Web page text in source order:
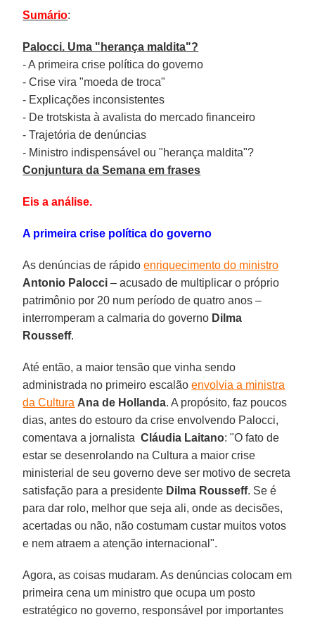
Sumário:
Palocci. Uma "herança maldita"?
- A primeira crise política do governo
- Crise vira "moeda de troca"
- Explicações inconsistentes
- De trotskista à avalista do mercado financeiro
- Trajetória de denúncias
- Ministro indispensável ou "herança maldita"?
Conjuntura da Semana em frases
Eis a análise.
A primeira crise política do governo
As denúncias de rápidoenriquecimento do ministro
Antonio Palocci – acusado de multiplicar o próprio
patrimônio por 20 num período de quatro anos –
interromperam a calmaria do governo Dilma
Rousseff.
Até então, a maior tensão que vinha sendo
administrada no primeiro escalãoenvolvia a ministra
da Cultura Ana de Hollanda. A propósito, faz poucos
dias, antes do estouro da crise envolvendo Palocci,
comentava a jornalistaCláudia Laitano: "O fato de
estar se desenrolando na Cultura a maior crise
ministerial de seu governo deve ser motivo de secreta
satisfação para a presidente Dilma Rousseff. Se é
para dar rolo, melhor que seja ali, onde as decisões,
acertadas ou não, não costumam custar muitos votos
e nem atraem a atenção internacional".
Agora, as coisas mudaram. As denúncias colocam em
primeira cena um ministro que ocupa um posto
estratégico no governo, responsável por importantes